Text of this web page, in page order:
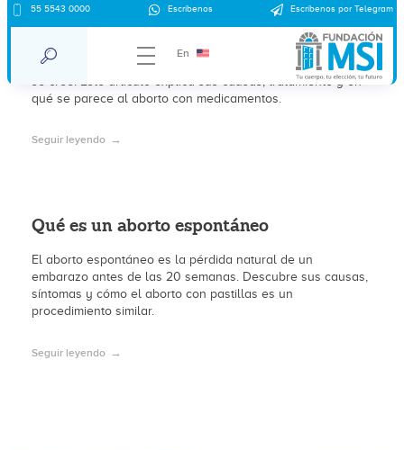
55 5543 0000 Escríbenos Escríbenos por Telegram
En
¿ Qué es el aborto espontáneo o pérdida?
El aborto espontáneo ocurre con más frecuencia de lo que
se cree. Este artículo explica sus causas, tratamiento y en
qué se parece al aborto con medicamentos.
Seguir leyendo
Qué es un aborto espontáneo
El aborto espontáneo es la pérdida natural de un
embarazo antes de las 20 semanas. Descubre sus causas,
síntomas y cómo el aborto con pastillas es un
procedimiento similar.
Seguir leyendo